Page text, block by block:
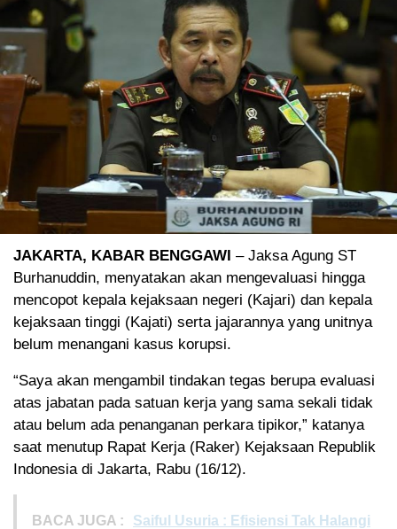
JAKARTA, KABAR BENGGAWI – Jaksa Agung ST
Burhanuddin, menyatakan akan mengevaluasi hingga
mencopot kepala kejaksaan negeri (Kajari) dan kepala
kejaksaan tinggi (Kajati) serta jajarannya yang unitnya
belum menangani kasus korupsi.
“Saya akan mengambil tindakan tegas berupa evaluasi
atas jabatan pada satuan kerja yang sama sekali tidak
atau belum ada penanganan perkara tipikor,” katanya
saat menutup Rapat Kerja (Raker) Kejaksaan Republik
Indonesia di Jakarta, Rabu (16/12).
BACA JUGA :
Saiful Usuria : Efisiensi Tak Halangi